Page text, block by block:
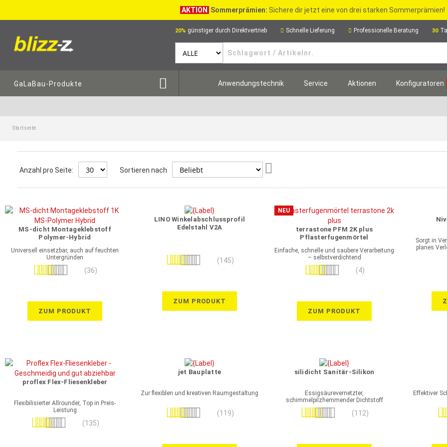
AKTION Sommerprämien: Sichere dir jetzt eine von drei starken Sommerprämien!
20% günstiger durch Direktvertrieb Schnelle Lieferung Professionelle Beratung 30
GaLaBau-Produkte Anwendungstechnik Service Aktionen Konfiguratoren
Startseite
Anzahl pro Seite: Sortieren nach
MS-dicht Montageklebstoff
Polymer-Hybrid
Universell einsetzbar, auch auf feuchten
Untergründen
Bewertung:
(36)
ZUM PRODUKT
LINO Winkelabschlussprofil
Edelstahl V2A
Bewertung: (145)
ZUM PRODUKT
NEU
terrastone PFM 2K plus
Pflasterfugenmörtel
Einfache, schnelle und saubere Verarbeitung
– selbstverdichtend
Bewertung:
(4)
ZUM PRODUKT
Sorgt in
planes
proflex Flex-Fliesenkleber
Flexibilisierter Allrounder, Top in Preis-
Leistung
Bewertung:
(135)
jet Bauplatte
Zur flexiblen und kreativen Raumgestaltung
Bewertung: (119)
silidicht Sanitär-Silikon
Essigsäurevernetzter,
schimmelpilzhemmender Dichtstoff
Bewertung:
(112)
Effektiver